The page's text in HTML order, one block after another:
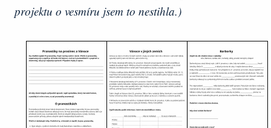
projektu o vesmíru jsem to nestihla.)